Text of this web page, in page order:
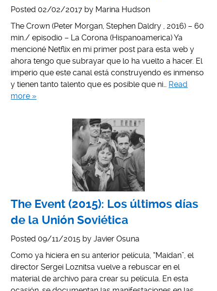
Posted 02/02/2017 by Marina Hudson
The Crown (Peter Morgan, Stephen Daldry , 2016) – 60
min./ episodio – La Corona (Hispanoamerica) Ya
mencioné Netflix en mi primer post para esta web y
ahora tengo que subrayar que lo ha vuelto a hacer. El
imperio que este canal está construyendo es inmenso
y tienen tanto talento que es posible que ni… Read
more »
The Event (2015): Los últimos días
de la Unión Soviética
Posted 09/11/2015 byJavier Osuna
Como ya hiciera en su anterior película, “Maidan”, el
director Sergei Loznitsa vuelve a rebuscar en el
material de archivo para crear su película. En esta